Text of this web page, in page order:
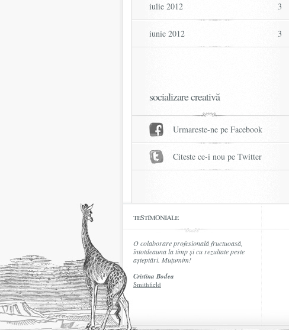
iulie 2012 3
iunie 2012 3
socializare creativă
Urmareste-ne pe Facebook
Citeste ce-i nou pe Twitter
testimoniale
O colaborare profesională fructuoasă,
întotdeauna la timp și cu rezultate peste
așteptări. Muțumim!
Cristina Bodea
Smithfield